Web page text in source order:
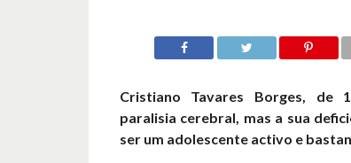
Cristiano Tavares Borges, de
paralisia cerebral, mas a sua
ser um adolescente activo e